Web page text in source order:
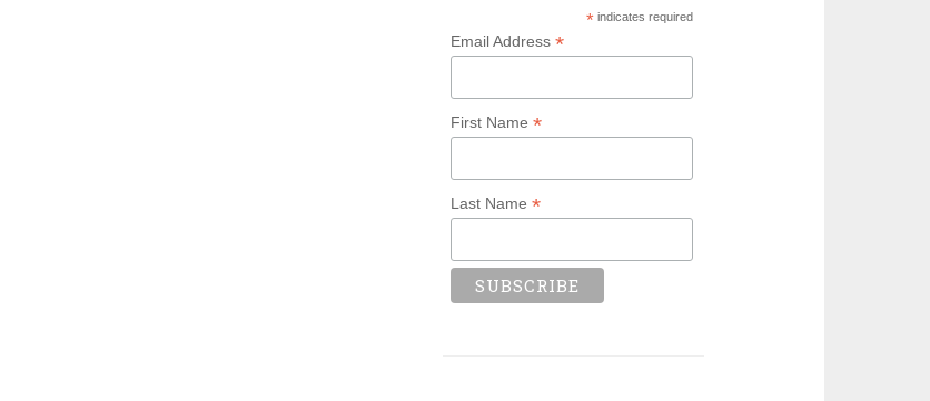
* indicates required
Email Address*
First Name*
Last Name*